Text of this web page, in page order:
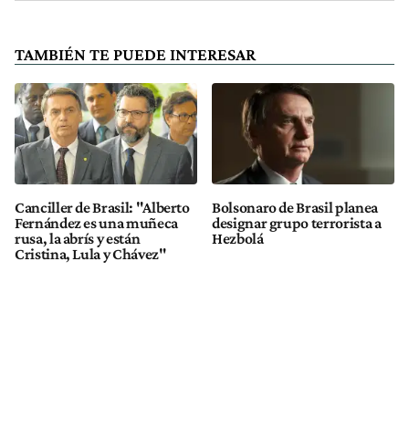
TAMBIÉN TE PUEDE INTERESAR
Canciller de Brasil: "Alberto
Fernández es una muñeca
rusa, la abrís y están
Cristina, Lula y Chávez"
Bolsonaro de Brasil planea
designar grupo terrorista a
Hezbolá